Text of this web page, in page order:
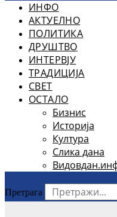
ИНФО
АКТУЕЛНО
ПОЛИТИКА
ДРУШТВО
ИНТЕРВЈУ
ТРАДИЦИЈА
СВЕТ
ОСТАЛО
Бизнис
Историја
Култура
Слика дана
Претрага